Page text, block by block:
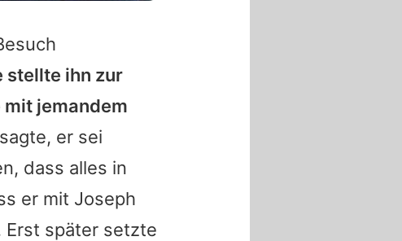
stellte ihn zur
mit jemandem
er sei
dass alles in
er mit Joseph
Erst später setzte